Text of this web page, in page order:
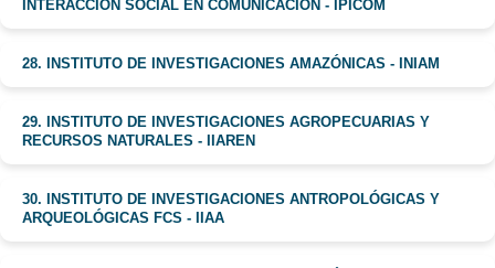
INTERACCIÓN SOCIAL EN COMUNICACIÓN - IPICOM
28. INSTITUTO DE INVESTIGACIONES AMAZÓNICAS - INIAM
29. INSTITUTO DE INVESTIGACIONES AGROPECUARIAS Y
RECURSOS NATURALES - IIAREN
30. INSTITUTO DE INVESTIGACIONES ANTROPOLÓGICAS Y
ARQUEOLÓGICAS FCS - IIAA